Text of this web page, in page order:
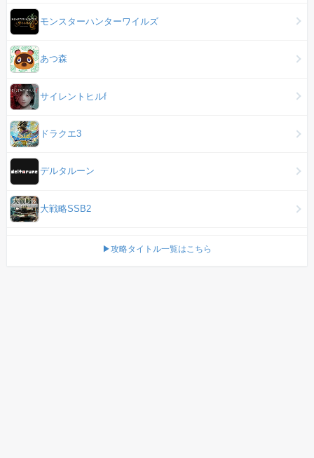
モンスターハンターワイルズ
あつ森
サイレントヒルf
ドラクエ3
デルタルーン
大戦略SSB2
▶攻略タイトル一覧はこちら